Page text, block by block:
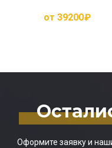
от 39200₽
Оформите заявку и